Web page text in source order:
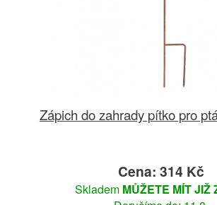
Zápich do zahrady pítko pro
Cena: 314 Kč
Skladem MŮŽETE MÍT JIŽ